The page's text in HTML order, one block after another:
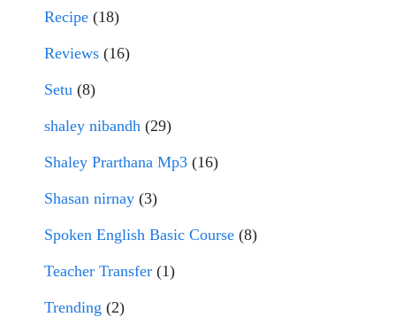
Recipe (18)
Reviews (16)
Setu (8)
shaley nibandh (29)
Shaley Prarthana Mp3 (16)
Shasan nirnay (3)
Spoken English Basic Course (8)
Teacher Transfer (1)
Trending (2)